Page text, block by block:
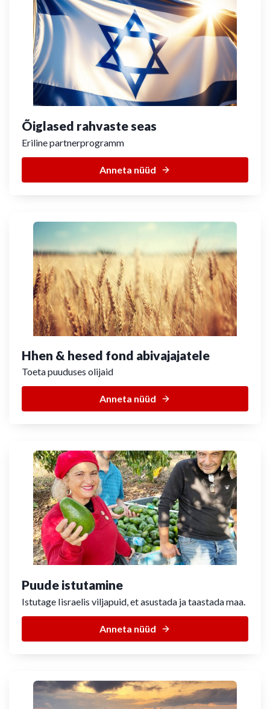
Õiglased rahvaste seas
Eriline partnerprogramm
Anneta nüüd
Hhen & hesed fond abivajajatele
Toeta puuduses olijaid
Anneta nüüd
Puude istutamine
Istutage Iisraelis viljapuid, et asustada ja taastada maa.
Anneta nüüd